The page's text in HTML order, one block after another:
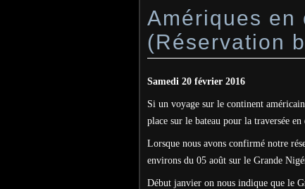
Amériques en
(Réservation
Samedi 20 février 2016
Si un voyage sur le continent
place sur le bateau pour la traversée en
Lorsque nous avons confirmé notre
environs du 05 août sur le Grande
Début janvier on nous indique que le